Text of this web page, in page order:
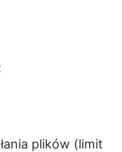
plików (limit